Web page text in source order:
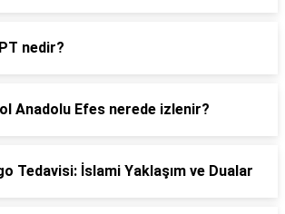
nedir?
Anadolu Efes nerede izlenir?
Tedavisi: İslami Yaklaşım ve Dualar